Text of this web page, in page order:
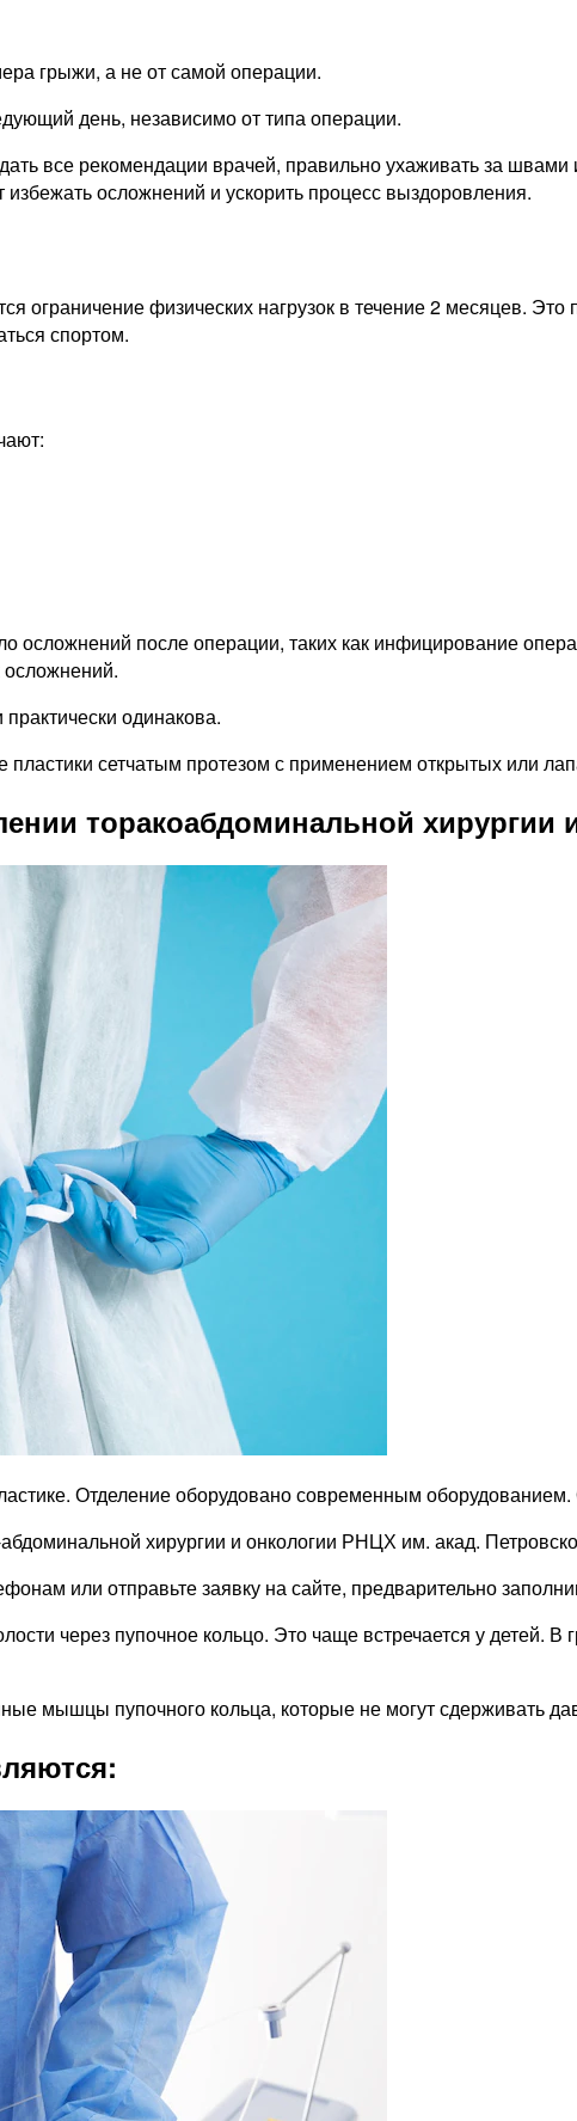
грыжи, а не от самой операции.
день, независимо от типа операции.
все рекомендации врачей, правильно ухаживать за
осложнений и ускорить процесс выздоровления.
ограничение физических нагрузок в течение 2 месяцев.
спортом.
осложнений после операции, таких как инфицирование
осложнений.
одинакова.
сетчатым протезом с применением открытых или
торакоабдоминальной хирургии
Отделение оборудовано современным оборудованием.
хирургии и онкологии РНЦХ им. акад.
или отправьте заявку на сайте, предварительно
через пупочное кольцо. Это чаще встречается у детей. В
мышцы пупочного кольца, которые не могут сдерживать